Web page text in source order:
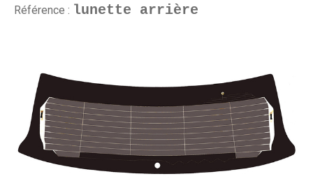
Référence : lunette arrière